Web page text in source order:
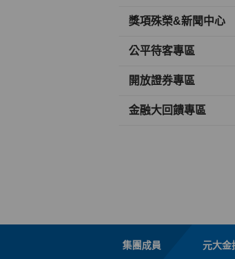
獎項殊榮&新聞中心
公平待客專區
開放證券專區
金融大回饋專區
集團成員 元大金